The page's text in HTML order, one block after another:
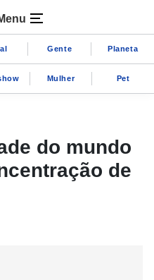
Gente Planeta
Mulher Pet
do mundo
de